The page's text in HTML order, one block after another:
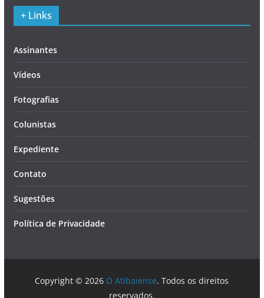
+ Links
Assinantes
Vídeos
Fotografias
Colunistas
Expediente
Contato
Sugestões
Política de Privacidade
Copyright © 2026 O Atibaiense. Todos os direitos
reservados.